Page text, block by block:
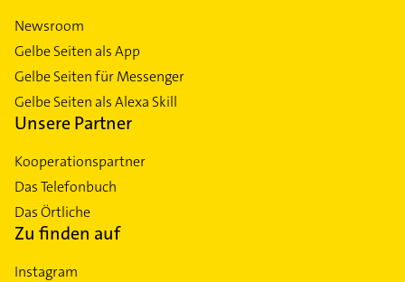
Newsroom
Gelbe Seiten als App
Gelbe Seiten für Messenger
Gelbe Seiten als Alexa Skill
Unsere Partner
Kooperationspartner
Das Telefonbuch
Das Örtliche
Zu finden auf
Instagram